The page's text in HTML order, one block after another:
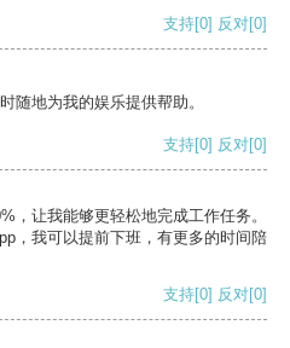
支持[0] 反对[0]
随地为我的娱乐提供帮助。
支持[0] 反对[0]
，让我能够更轻松地完成工作任务。
，我可以提前下班，有更多的时间陪
支持[0] 反对[0]